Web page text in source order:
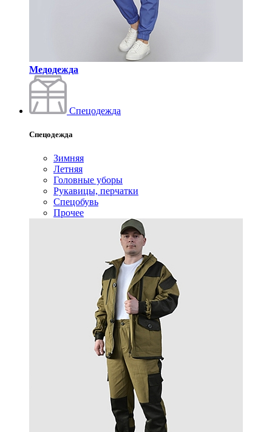
Медодежда
Спецодежда
Спецодежда
Зимняя
Летняя
Головные уборы
Рукавицы, перчатки
Спецобувь
Прочее